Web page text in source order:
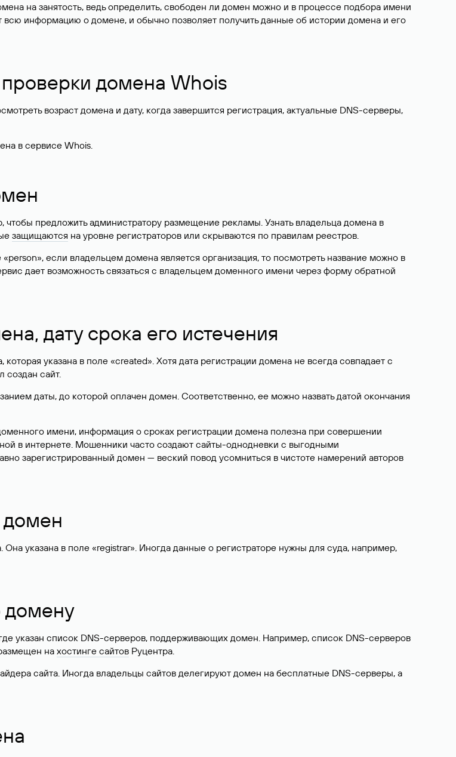
на занятость, ведь определить, свободен ли домен можно и в процессе подбора имени
информацию о домене, и обычно позволяет получить данные об истории домена и его
домена Whois
возраст домена и дату, когда завершится регистрация, актуальные DNS-серверы,
в сервисе Whois.
чтобы предложить администратору размещение рекламы. Узнать владельца домена в
защищаются на уровне регистраторов или скрываются по правилам реестров.
если владельцем домена является организация, то посмотреть название можно в
дает возможность связаться с владельцем доменного имени через форму обратной
дату срока его истечения
указана в поле «created». Хотя дата регистрации домена не всегда совпадает с
создан сайт.
даты, до которой оплачен домен. Соответственно, ее можно назвать датой окончания
имени, информация о сроках регистрации домена полезна при совершении
в интернете. Мошенники часто создают сайты-однодневки с выгодными
зарегистрированный домен — веский повод усомниться в чистоте намерений авторов
домен
указана в поле «registrar». Иногда данные о регистраторе нужны для суда, например,
домену
указан список DNS-серверов, поддерживающих домен. Например, список DNS-серверов
на хостинге сайтов Руцентра.
сайта. Иногда владельцы сайтов делегируют домен на бесплатные DNS-серверы, а